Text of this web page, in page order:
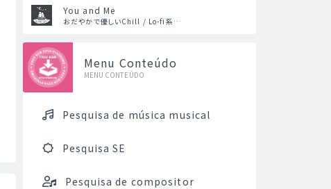
You and Me
おだやかで優しいChill / Lo-fi系…
Menu Conteúdo
MENU CONTEÚDO
Pesquisa de música musical
Pesquisa SE
Pesquisa de compositor